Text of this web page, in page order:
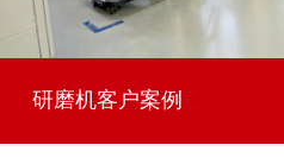
研磨机客户案例